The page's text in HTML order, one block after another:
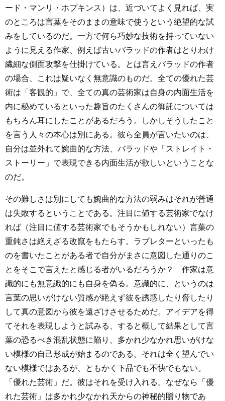
ード・マンリ・ホプキンス）は、近づいてよく見れば、実
のところは言葉をそのままの意味で使うという絶望的な試
みをしているのだ。一方で何ら巧妙な技術を持っていない
ように見える作家、例えば古いバラッドの作者はとりわけ
繊細な側面攻撃を仕掛けている。とは言えバラッドの作者
の場合、これは疑いなく無意識のものだ。全ての優れた芸
術は「客観的」で、全ての真の芸術家は自身の内面生活を
内に秘めているといった趣旨のたくさんの御託については
もちろん耳にしたことがあるだろう。しかしそうしたこと
を言う人々の本心は別にある。彼ら全員が言いたいのは、
自分は並外れて婉曲的な方法、バラッドや「ストレイト・
ストーリー」で表現できる内面生活が欲しいということな
のだ。
その難しさは別にしても婉曲的な方法の弱みはそれが普通
は失敗するということである。注目に値する芸術家でなけ
れば（注目に値する芸術家でもそうかもしれない）言葉の
重鈍さは絶えざる改竄をもたらす。ラブレターといったも
のを書いたことがある者で自分がまさに意図した通りのこ
とをそこで言えたと感じる者がいるだろうか？ 作家は意
識的にも無意識的にも自身を偽る。意識的に、というのは
言葉の思いがけない質感が絶えず彼を誘惑したり脅したり
して真の意図から彼を遠ざけさせるためだ。アイデアを得
てそれを表現しようと試みる、すると概して結果として言
葉の恐るべき混乱状態に陥り、多かれ少なかれ思いがけな
い模様の自己形成が始まるのである。それは全く望んでい
ない模様ではあるが、ともかく下品でも不快でもない。
「優れた芸術」だ。彼はそれを受け入れる。なぜなら「優
れた芸術」は多かれ少なかれ天からの神秘的贈り物であ